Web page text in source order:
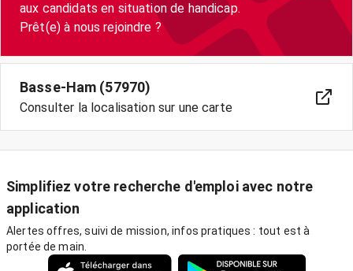
aux candidats en situation de handicap.
Basse-Ham (57970)
Consulter la localisation sur une carte
Simplifiez votre recherche d'emploi avec notre
application
Alertes offres, suivi de mission, infos pratiques : tout est à
portée de main.